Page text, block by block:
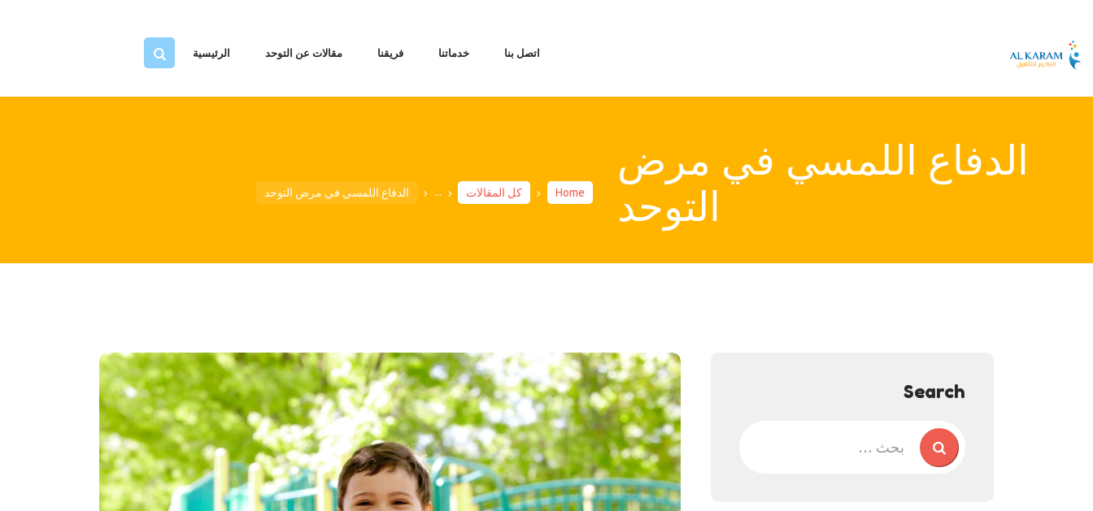
الرئيسية مقالات عن التوحد فريقنا خدماتنا اتصل بنا
الدفاع اللمسي في مرض
التوحد
Home كل المقالات ... الدفاع اللمسي في مرض التوحد
مقالات عن التوحد
خدماتنا
Search